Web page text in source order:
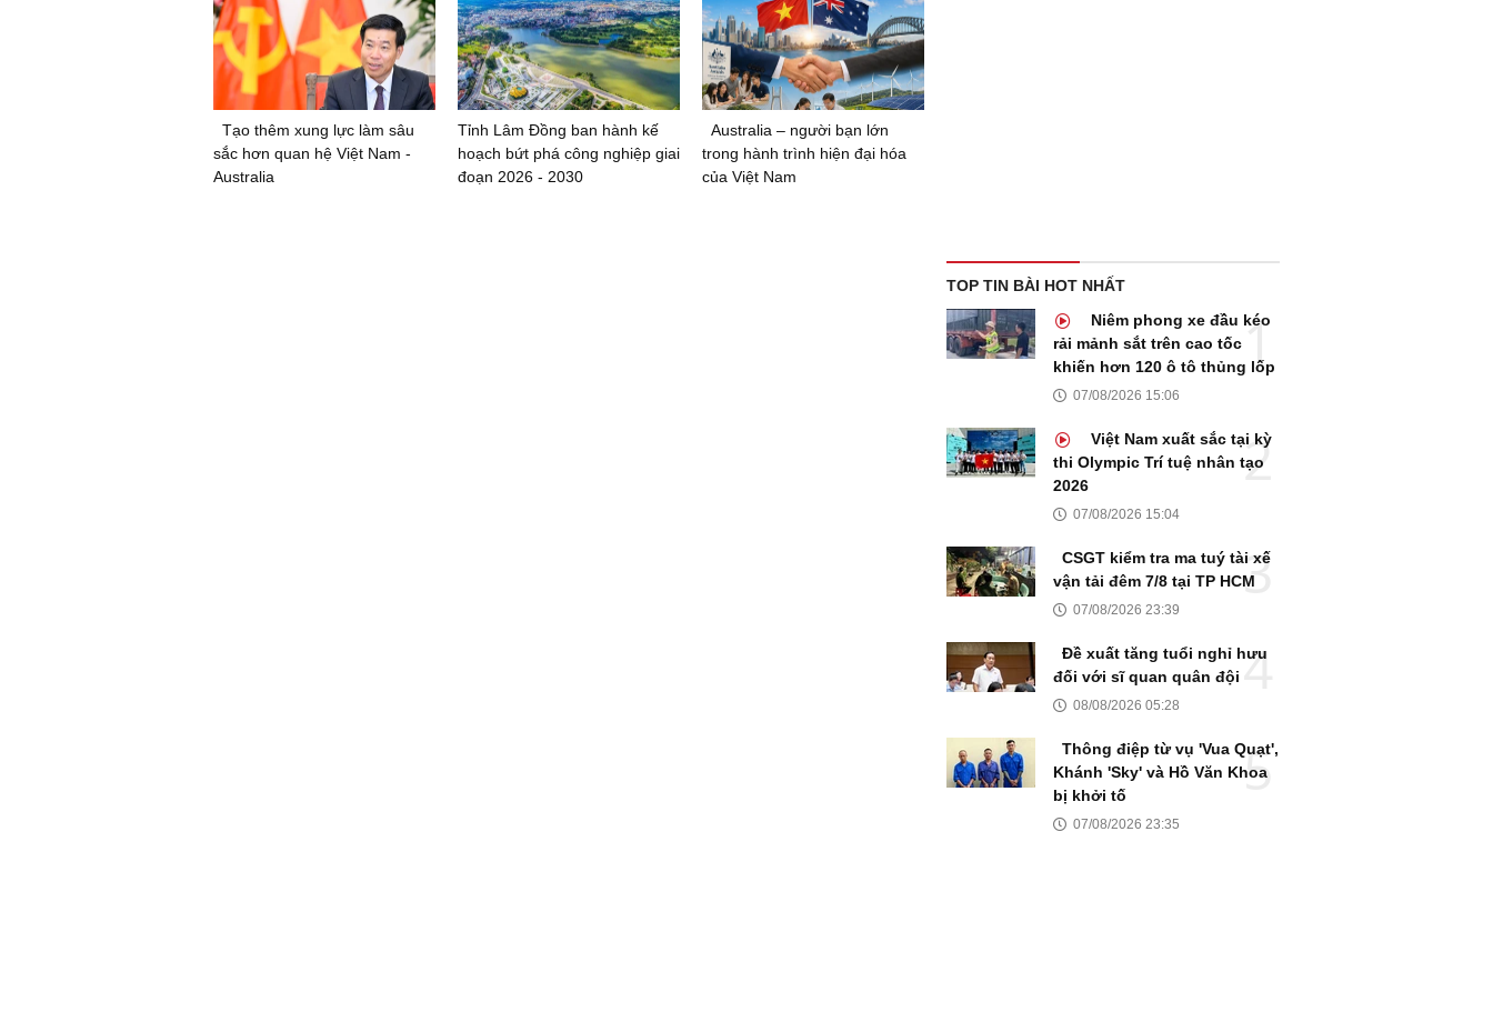
Tạo thêm xung lực làm sâu
sắc hơn quan hệ Việt Nam -
Australia
Tỉnh Lâm Đồng ban hành kế
hoạch bứt phá công nghiệp giai
đoạn 2026 - 2030
Australia – người bạn lớn
trong hành trình hiện đại hóa
của Việt Nam
TOP TIN BÀI HOT NHẤT
Niêm phong xe đầu kéo
rải mảnh sắt trên cao tốc
khiến hơn 120 ô tô thủng lốp
07/08/2026 15:06
Việt Nam xuất sắc tại kỳ
thi Olympic Trí tuệ nhân tạo
2026
07/08/2026 15:04
CSGT kiểm tra ma tuý tài xế
vận tải đêm 7/8 tại TP HCM
07/08/2026 23:39
Đề xuất tăng tuổi nghỉ hưu
đối với sĩ quan quân đội
08/08/2026 05:28
Thông điệp từ vụ 'Vua Quạt',
Khánh 'Sky' và Hồ Văn Khoa
bị khởi tố
07/08/2026 23:35